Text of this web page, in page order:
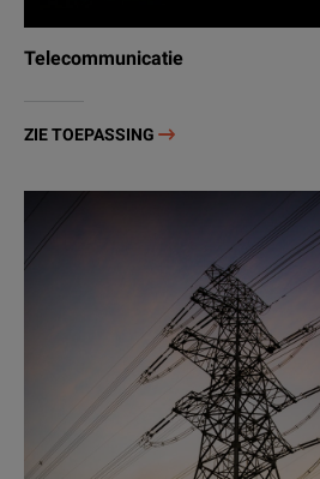
Telecommunicatie
ZIE TOEPASSING